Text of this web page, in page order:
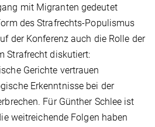
mit Migranten gedeutet
des Strafrechts-Populismus
der Konferenz auch die Rolle der
Strafrecht diskutiert:
Gerichte vertrauen
Erkenntnisse bei der
Für Günther Schlee ist
weitreichende Folgen haben